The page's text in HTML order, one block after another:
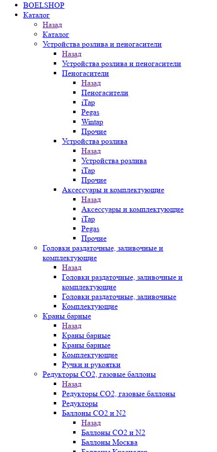
BOELSHOP
Каталог
Назад
Каталог
Устройства розлива и пеногасители
Назад
Устройства розлива и пеногасители
Пеногасители
Назад
Пеногасители
iTap
Pegas
Wintap
Прочие
Устройства розлива
Назад
Устройства розлива
iTap
Прочие
Аксессуары и комплектующие
Назад
Аксессуары и комплектующие
iTap
Pegas
Прочие
Головки раздаточные, заливочные и
комплектующие
Назад
Головки раздаточные, заливочные и
комплектующие
Головки раздаточные, заливочные
Комплектующие
Краны барные
Назад
Краны барные
Краны барные
Комплектующие
Ручки и рукоятки
Редукторы СО2, газовые баллоны
Назад
Редукторы СО2, газовые баллоны
Редукторы
Баллоны СО2 и N2
Назад
Баллоны СО2 и N2
Баллоны Москва